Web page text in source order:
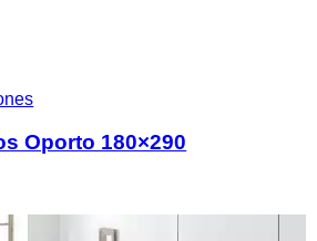
Oporto 180×290